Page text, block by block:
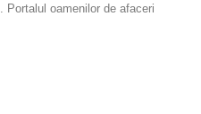
. Portalul oamenilor de afaceri